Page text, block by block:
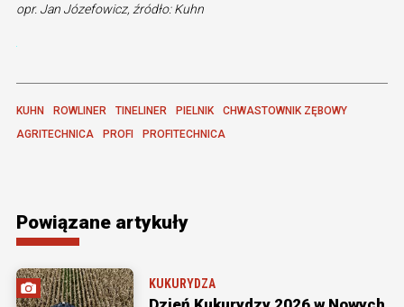
opr. Jan Józefowicz, źródło: Kuhn
KUHN ROWLINER TINELINER PIELNIK
CHWASTOWNIK ZĘBOWY
AGRITECHNICA
PROFI PROFITECHNICA
Powiązane artykuły
KUKURYDZA